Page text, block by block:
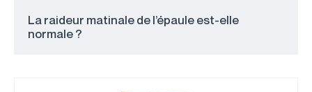
La raideur matinale de l’épaule est-elle
normale ?